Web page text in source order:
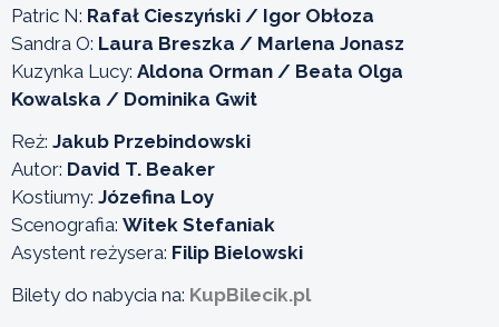
Patric N: Rafał Cieszyński / Igor Obłoza
Sandra O: Laura Breszka / Marlena Jonasz
Kuzynka Lucy: Aldona Orman / Beata Olga
Kowalska / Dominika Gwit
Reż: Jakub Przebindowski
Autor: David T. Beaker
Kostiumy: Józefina Loy
Scenografia: Witek Stefaniak
Asystent reżysera: Filip Bielowski
Bilety do nabycia na: KupBilecik.pl